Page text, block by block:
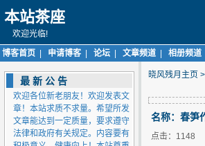
本站茶座
欢迎光临!
博客首页
申请博客 论坛 文章频道 相册频道
最新公告
欢迎各位新老朋友！欢迎发表文
章！本站求质不求量。希望所发
文章能达到一定质量，要求遵守
法律和政府有关规定。内容要有
晓风残月主页
名称： 春笋
点击：1148